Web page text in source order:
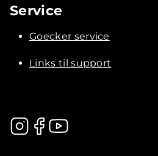
Service
Goecker service
Links til support